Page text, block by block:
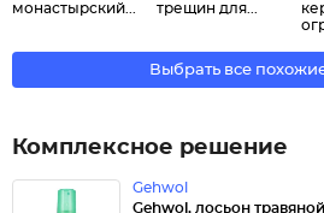
монастырский...
трещин для...
Выбрать все
Комплексное решение
Gehwol
Gehwol, лосьон